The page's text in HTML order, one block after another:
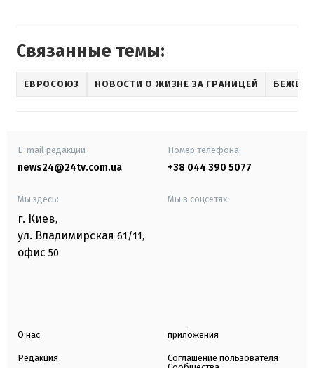
Связанные темы:
ЕВРОСОЮЗ НОВОСТИ О ЖИЗНЕ ЗА ГРАНИЦЕЙ
E-mail редакции
news24@24tv.com.ua
Номер телефона:
+38 044 390 5077
Мы здесь:
г. Киев,
ул. Владимирская 61/11,
офис 50
Мы в соцсетях:
О нас
Редакция
приложения
Соглашение пользователя